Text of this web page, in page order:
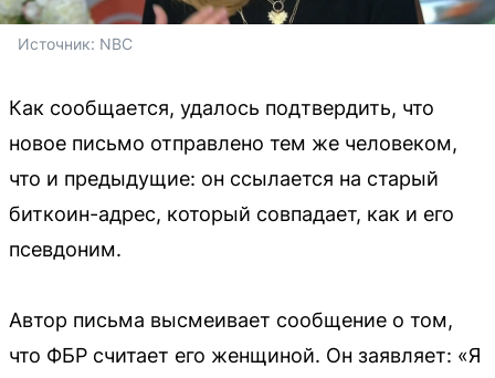
Источник: NBC
Как сообщается, удалось подтвердить, что
новое письмо отправлено тем же человеком,
что и предыдущие: он ссылается на старый
биткоин-адрес, который совпадает, как и его
псевдоним.
Автор письма высмеивает сообщение о том,
что ФБР считает его женщиной. Он заявляет: «Я